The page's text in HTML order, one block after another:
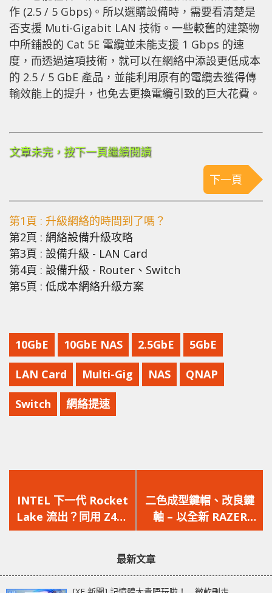
作 (2.5 / 5 Gbps)。所以選購設備時，需要看清楚是
否支援 Muti-Gigabit LAN 技術。 一些較舊的建築物
中所鋪設的 Cat 5E 電纜並未能支援 1 Gbps 的速
度，而透過這項技術，就可以在網絡中添設更低成本
的 2.5 / 5 GbE 產品，並能利用原有的電纜去獲得傳
輸效能上的提升，也免去更換電纜引致的巨大花費。
文章未完，按下一頁繼續閱讀
下一頁
第1頁 : 升級網絡的時間到了嗎？
第2頁 : 網絡設備升級攻略
第3頁 : 設備升級 - LAN Card
第4頁 : 設備升級 - Router、Switch
第5頁 : 低成本網絡升級方案
10GbE 10GbE NAS 2.5GbE 5GbE
LAN Card Multi-Gig NAS QNAP
Switch 網絡提速
一
篇
文
INTEL 下一代 Rocket
Lake 流出？同用 Z490
但支援 PCI-E 4.0 連接
一
篇
文
二色成型鍵帽、改良鍵
軸 – 以全新 RAZER
BLACKWIDOW V3 再
最新文章